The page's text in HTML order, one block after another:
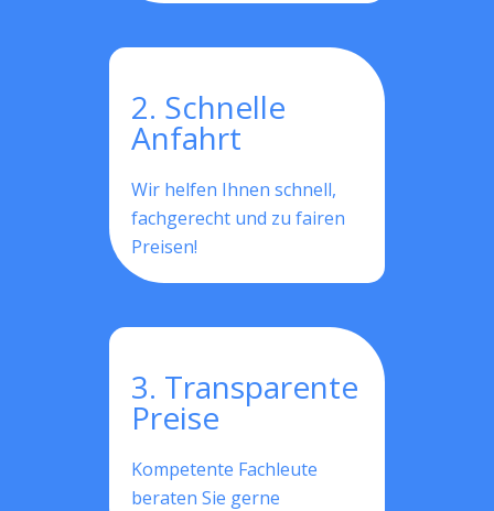
2. Schnelle
Anfahrt
Wir helfen Ihnen schnell,
fachgerecht und zu fairen
Preisen!
3. Transparente
Preise
Kompetente Fachleute
beraten Sie gerne